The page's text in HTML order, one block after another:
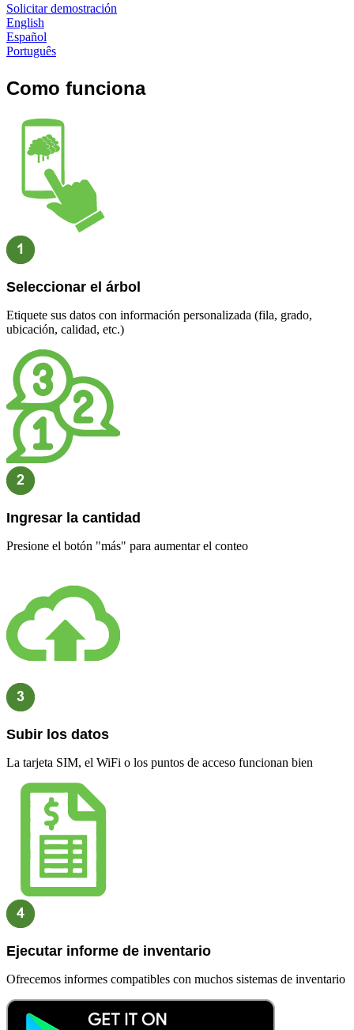
Solicitar demostración
English
Español
Português
Como funciona
Seleccionar el árbol
Etiquete sus datos con información personalizada (fila, grado,
ubicación, calidad, etc.)
Ingresar la cantidad
Presione el botón "más" para aumentar el conteo
Subir los datos
La tarjeta SIM, el WiFi o los puntos de acceso funcionan bien
Ejecutar informe de inventario
Ofrecemos informes compatibles con muchos sistemas de inventario